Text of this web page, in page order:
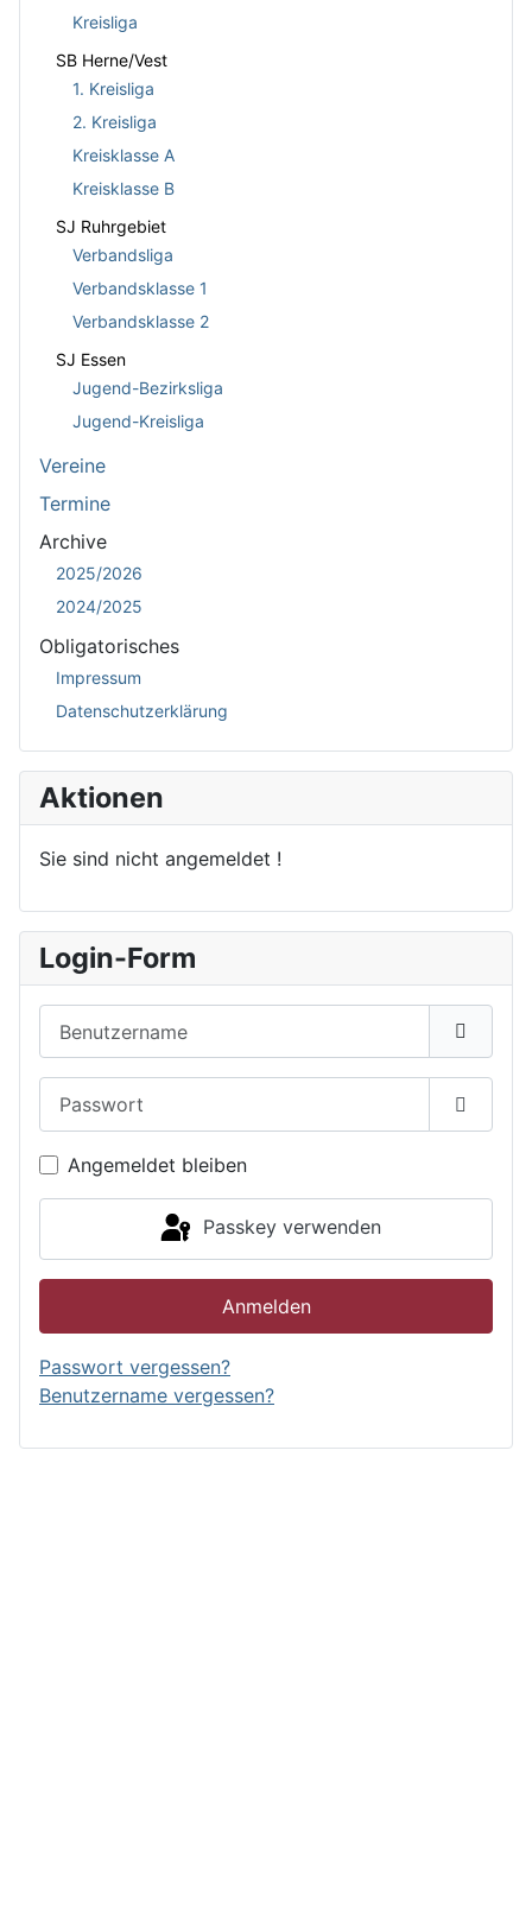
Kreisliga
SB Herne/Vest
1. Kreisliga
2. Kreisliga
Kreisklasse A
Kreisklasse B
SJ Ruhrgebiet
Verbandsliga
Verbandsklasse 1
Verbandsklasse 2
SJ Essen
Jugend-Bezirksliga
Jugend-Kreisliga
Vereine
Termine
Archive
2025/2026
2024/2025
Obligatorisches
Impressum
Datenschutzerklärung
Aktionen
Sie sind nicht angemeldet !
Login-Form
Angemeldet bleiben
Passkey verwenden
Anmelden
Passwort vergessen?
Benutzername vergessen?